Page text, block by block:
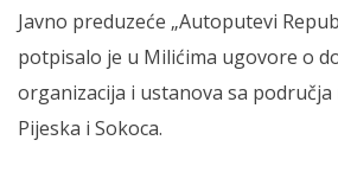
Javno preduzeće „Autoputevi
potpisalo je u Milićima ugovore o
organizacija i ustanova sa
Pijeska i Sokoca.